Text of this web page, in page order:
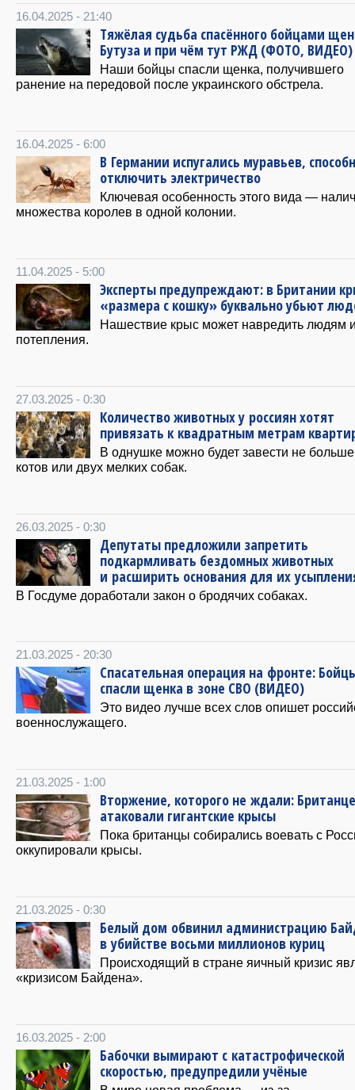
16.04.2025 - 21:40
Тяжёлая судьба спасённого бойцами
Бутуза и при чём тут РЖД (ФОТО, ВИДЕО)
Наши бойцы спасли щенка, получившего
ранение на передовой после украинского обстрела.
16.04.2025 - 6:00
В Германии испугались муравьев,
отключить электричество
Ключевая особенность этого вида —
множества королев в одной колонии.
11.04.2025 - 5:00
Эксперты предупреждают: в Британии
«размера с кошку» буквально убьют
Нашествие крыс может навредить людям
потепления.
27.03.2025 - 0:30
Количество животных у россиян хотят
привязать к квадратным метрам
В однушке можно будет завести не больше
котов или двух мелких собак.
26.03.2025 - 0:30
Депутаты предложили запретить
подкармливать бездомных животных
и расширить основания для их
В Госдуме доработали закон о бродячих собаках.
21.03.2025 - 20:30
Спасательная операция на фронте:
спасли щенка в зоне СВО (ВИДЕО)
Это видео лучше всех слов опишет
военнослужащего.
21.03.2025 - 1:00
Вторжение, которого не ждали:
атаковали гигантские крысы
Пока британцы собирались воевать с
оккупировали крысы.
21.03.2025 - 0:30
Белый дом обвинил администрацию
в убийстве восьми миллионов куриц
Происходящий в стране яичный кризис
«кризисом Байдена».
16.03.2025 - 2:00
Бабочки вымирают с катастрофической
скоростью, предупредили учёные